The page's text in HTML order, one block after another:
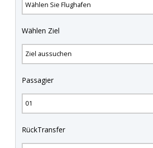
Wählen Ziel
Passagier
RückTransfer